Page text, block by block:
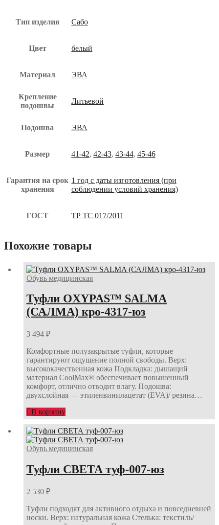
Тип изделия Сабо
Цвет белый
Материал ЭВА
Крепление
подошвы
Литьевой
Подошва ЭВА
Размер 41-42, 42-43, 43-44, 45-46
Гарантия на срок
хранения
1 год с даты изготовления (при
соблюдении условий хранения)
ГОСТ ТР ТС 017/2011
Похожие товары
Обувь медицинская
Туфли OXYPAS™ SALMA
(САЛМА) кро-4317-юз
3 494 ₽
Комфортные полузакрытые туфли, которые
гарантируют ощущение полной свободы. Верх:
высококачественная кожа Подкладка: дышащий
материал CoolMax® обеспечивает повышенный
комфорт, отлично отводит влагу. Подошва:
двухслойная — этиленвинилацетат (EVA)/ резина…
В корзину
Обувь медицинская
Туфли СВЕТА туф-007-юз
2 530 ₽
Туфли подходят для активного отдыха и повседневней
носки. Верх: натуральная кожа Стелька: текстиль/